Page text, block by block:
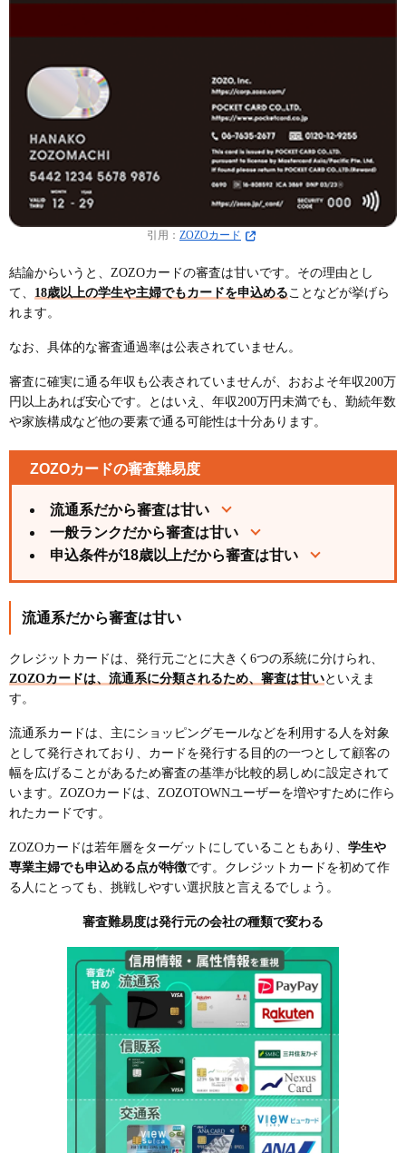
引用： ZOZOカード
結論からいうと、ZOZOカードの審査は甘いです。その理由とし
て、 18歳以上の学生や主婦でもカードを申込める ことなどが挙げら
れます。
なお、具体的な審査通過率は公表されていません。
審査に確実に通る年収も公表されていませんが、おおよそ年収200万
円以上あれば安心です。とはいえ、年収200万円未満でも、勤続年数
や家族構成など他の要素で通る可能性は十分あります。
ZOZOカードの審査難易度
流通系だから審査は甘い
一般ランクだから審査は甘い
申込条件が18歳以上だから審査は甘い
流通系だから審査は甘い
クレジットカードは、発行元ごとに大きく6つの系統に分けられ、
ZOZOカードは、流通系に分類されるため、審査は甘いといえま
す。
流通系カードは、主にショッピングモールなどを利用する人を対象
として発行されており、カードを発行する目的の一つとして顧客の
幅を広げることがあるため審査の基準が比較的易しめに設定されて
います。ZOZOカードは、ZOZOTOWNユーザーを増やすために作ら
れたカードです。
ZOZOカードは若年層をターゲットにしていることもあり、 学生や
専業主婦でも申込める点が特徴です。クレジットカードを初めて作
る人にとっても、挑戦しやすい選択肢と言えるでしょう。
審査難易度は発行元の会社の種類で変わる